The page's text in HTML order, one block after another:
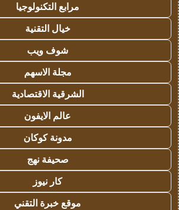
مرابع التكنولوجيا
خيال التقنية
شوف ويب
مجلة الاسهم
الشرقية الاقتصادية
عالم الايفون
مدونة كوكان
صحيفة نهج
كار نيوز
موقع خبرة التقني